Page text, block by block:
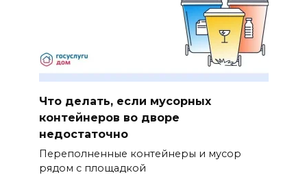
Что делать, если мусорных
контейнеров во дворе
недостаточно
Переполненные контейнеры и мусор
рядом с площадкой